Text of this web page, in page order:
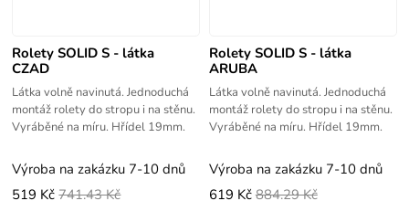
Rolety SOLID S - látka
CZAD
Látka volně navinutá. Jednoduchá
montáž rolety do stropu i na stěnu.
Vyráběné na míru. Hřídel 19mm.
Výroba na zakázku 7-10 dnů
519 Kč 741.43 Kč
Rolety SOLID S - látka
ARUBA
Látka volně navinutá. Jednoduchá
montáž rolety do stropu i na stěnu.
Vyráběné na míru. Hřídel 19mm.
Výroba na zakázku 7-10 dnů
619 Kč 884.29 Kč